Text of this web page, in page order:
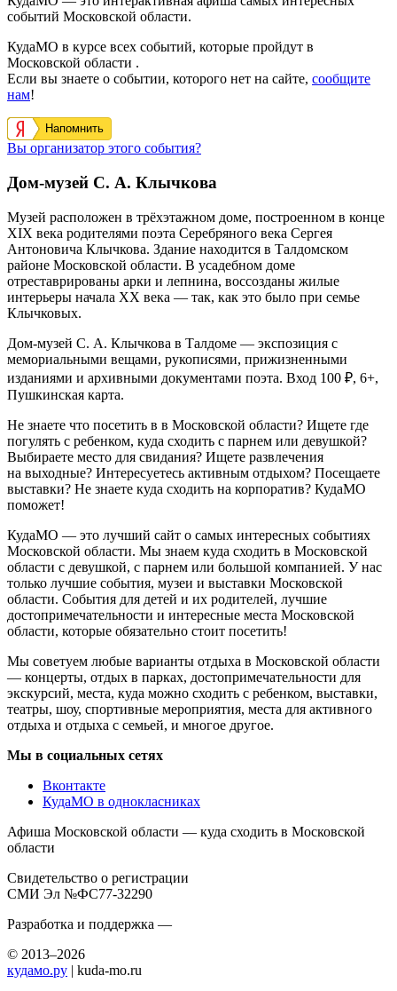
событий Московской области.
КудаМО в курсе всех событий, которые пройдут в
Московской области .
Если вы знаете о событии, которого нет на сайте, сообщите
нам!
Напомнить
Вы организатор этого события?
Дом-музей С. А. Клычкова
Музей расположен в трёхэтажном доме, построенном в конце
XIX века родителями поэта Серебряного века Сергея
Антоновича Клычкова. Здание находится в Талдомском
районе Московской области. В усадебном доме
отреставрированы арки и лепнина, воссозданы жилые
интерьеры начала XX века — так, как это было при семье
Клычковых.
Дом-музей С. А. Клычкова в Талдоме — экспозиция с
мемориальными вещами, рукописями, прижизненными
изданиями и архивными документами поэта. Вход 100 ₽, 6+,
Пушкинская карта.
Не знаете что посетить в в Московской области? Ищете где
погулять с ребенком, куда сходить с парнем или девушкой?
Выбираете место для свидания? Ищете развлечения
на выходные? Интересуетесь активным отдыхом? Посещаете
выставки? Не знаете куда сходить на корпоратив? КудаМО
поможет!
КудаМО — это лучший сайт о самых интересных событиях
Московской области. Мы знаем куда сходить в Московской
области с девушкой, с парнем или большой компанией. У нас
только лучшие события, музеи и выставки Московской
области. События для детей и их родителей, лучшие
достопримечательности и интересные места Московской
области, которые обязательно стоит посетить!
Мы советуем любые варианты отдыха в Московской области
— концерты, отдых в парках, достопримечательности для
экскурсий, места, куда можно сходить с ребенком, выставки,
театры, шоу, спортивные мероприятия, места для активного
отдыха и отдыха с семьей, и многое другое.
Мы в социальных сетях
Вконтакте
КудаМО в однокласниках
Афиша Московской области — куда сходить в Московской
области
Свидетельство о регистрации
СМИ Эл №ФС77-32290
Разработка и поддержка —
© 2013–2026
кудамо.ру | kuda-mo.ru